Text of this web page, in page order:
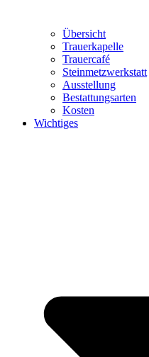
Übersicht
Trauerkapelle
Trauercafé
Steinmetzwerkstatt
Ausstellung
Bestattungsarten
Kosten
Wichtiges